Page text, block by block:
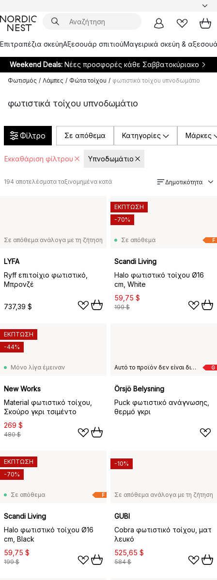
Επιτραπέζια σκεύηΑξεσουάρ σπιτιούΜαγειρικά σκεύη &
Weekend Deals: Νέες προσφορές κάθε Σαββατοκύριακο
Φωτισμός / Λάμπες / Φώτα τοίχου / φωτιστικά τοίχου υπνοδωμάτιο
φωτιστικά τοίχου υπνοδωμάτιο
Φίλτρο Σε απόθεμα Κατηγορίες Μάρκες
Εκκαθάριση φίλτρου Υπνοδωμάτιο
194 αποτελέσματα ταξινομημένα κατά Δημοτικότητα
Σε απόθεμα ανάλογα με τη ζήτηση
LYFA
Ryff επιτοίχιο φωτιστικό,
Μπρονζέ
737,39 $
F
Σε απόθεμα
Scandi Living
Halo φωτιστικό τοίχου Ø16
cm, White
59,75 $
199 $
ΕΚΠΤΩΣΗ
-70%
Μόνο λίγα έμειναν
New Works
Material φωτιστικό τοίχου,
Σκούρο γκρι τσιμέντο
269 $
480 $
ΕΚΠΤΩΣΗ
-44%
G
Αυτό το προϊόν δεν είναι διαθέσιμο στη χώρα παράδοσης που έχετε επιλέξει.
Örsjö Belysning
Puck φωτιστικό ανάγνωσης,
θερμό γκρι
F
Σε απόθεμα
Scandi Living
Halo φωτιστικό τοίχου Ø16
cm, Black
59,75 $
199 $
ΕΚΠΤΩΣΗ
-70%
Σε απόθεμα ανάλογα με τη ζήτηση
GUBI
Cobra φωτιστικό τοίχου, ματ
λευκό
525,65 $
584 $
-10%